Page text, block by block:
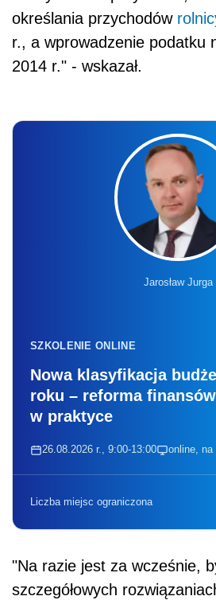
określania przychodów
r., a wprowadzenie podatku
2014 r." - wskazał.
Jarosław Jurga
SZKOLENIE ONLINE
Nowa klasyfikacja
roku – reforma
w praktyce
26.08.2026 r., 9:00-13:00 online, na
Liczba miejsc ograniczona
"Na razie jest za wcześnie,
szczegółowych